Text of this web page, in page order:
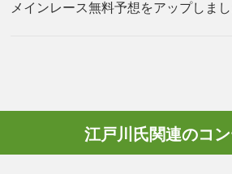
メインレース無料予想をアップしま
江戸川氏関連のコ